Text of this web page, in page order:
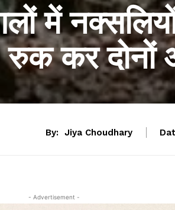
में
कर दोनों
By: Jiya Choudhary
- Advertisement -